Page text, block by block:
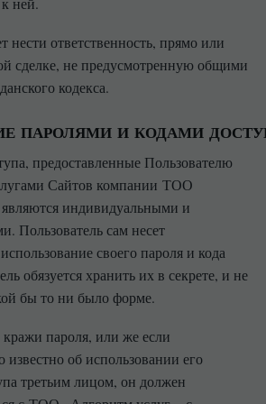
ней.
ответственность, прямо или
сделке, не предусмотренную общими
кодекса.
ПАРОЛЯМИ И КОДАМИ
предоставленные Пользователю
Сайтов компании ТОО
индивидуальными и
Пользователь сам несет
своего пароля и кода
обязуется хранить их в секрете, и не
бы то ни было форме.
пароля, или же если
известно об использовании его
третьим лицом, он должен